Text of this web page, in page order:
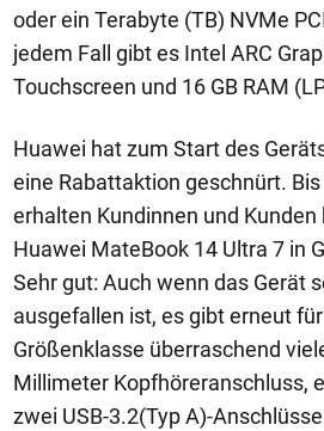
oder ein Terabyte (TB) NVMe
jedem Fall gibt es Intel ARC
Touchscreen und 16 GB RAM
Huawei hat zum Start des
eine Rabattaktion geschnürt.
erhalten Kundinnen und
Huawei MateBook 14 Ultra 7 in
Sehr gut: Auch wenn das Gerät
ausgefallen ist, es gibt erneut
Größenklasse überraschend
Millimeter Kopfhöreranschluss,
zwei USB-3.2(Typ A)-